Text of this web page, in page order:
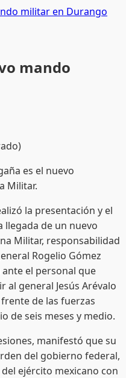
militar en Durango
mando
es el nuevo
Militar.
la presentación y el
de un nuevo
Militar, responsabilidad
Rogelio Gómez
el personal que
al general Jesús Arévalo
de las fuerzas
de seis meses y medio.
manifestó que su
del gobierno federal,
ejército mexicano con